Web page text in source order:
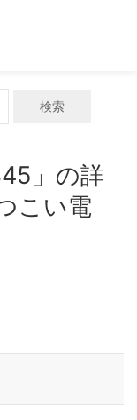
検索
」の詳
こい電